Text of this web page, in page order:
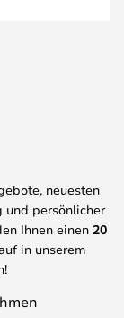
neuesten
und persönlicher
Ihnen einen 20
in unserem